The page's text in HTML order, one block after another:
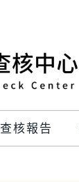
查核報告